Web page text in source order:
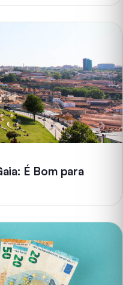
É Bom para